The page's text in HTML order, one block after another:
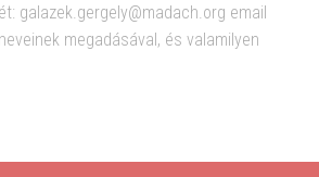
galazek.gergely@madach.org email
megadásával, és valamilyen